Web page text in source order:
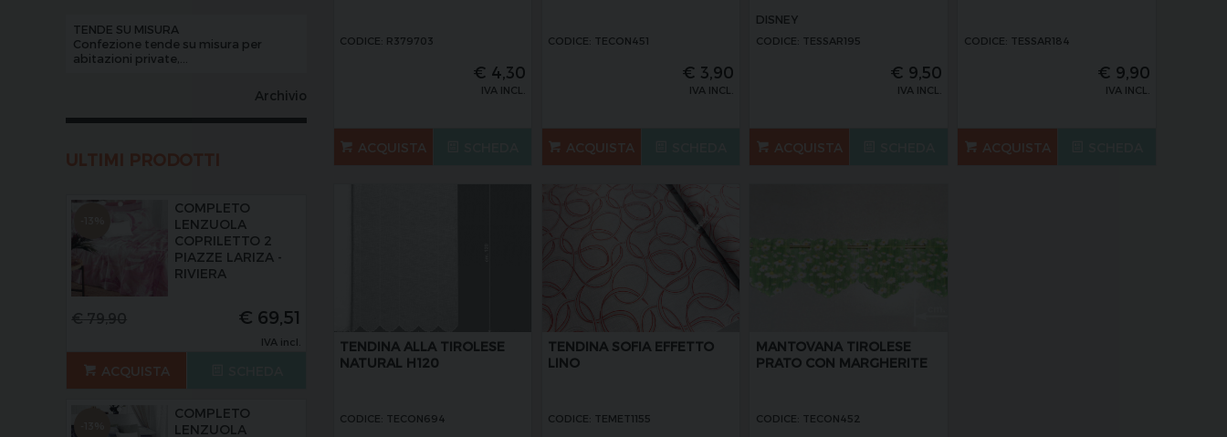
TENDE SU MISURA
Confezione tende su misura per
abitazioni private,...
Archivio
ULTIMI PRODOTTI
COMPLETO
LENZUOLA
COPRILETTO 2
PIAZZE LARIZA -
RIVIERA
€ 69,51
IVA incl.
ACQUISTA
COMPLETO
LENZUOLA
CODICE: R379703
€ 4,30
IVA INCL.
ACQUISTA
CODICE: TECON451
€ 3,90
IVA INCL.
ACQUISTA
DISNEY
CODICE: TESSAR195
€ 9,50
IVA INCL.
ACQUISTA
CODICE: TESSAR184
€ 9,90
IVA INCL.
ACQUISTA
TENDINA ALLA TIROLESE
NATURAL H120
CODICE: TECON694
TENDINA SOFIA EFFETTO
LINO
CODICE: TEMET1155
MANTOVANA TIROLESE
PRATO CON MARGHERITE
CODICE: TECON452